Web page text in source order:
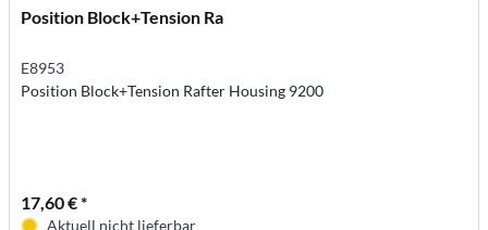
Position Block+Tension Ra
E8953
Position Block+Tension Rafter Housing 9200
17,60 € *
Aktuell nicht lieferbar